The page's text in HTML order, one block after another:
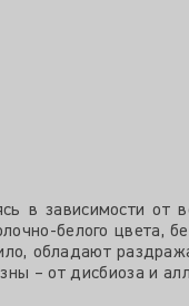
в зависимости от
белого цвета,
обладают
– от дисбиоза и